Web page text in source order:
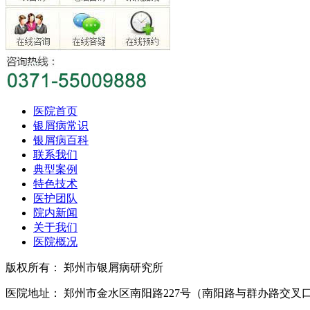
医院首页
银屑病常识
银屑病百科
联系我们
典型案例
特色技术
医护团队
院内新闻
关于我们
医院概况
版权所有： 郑州市银屑病研究所
医院地址： 郑州市金水区南阳路227号（南阳路与群办路交叉